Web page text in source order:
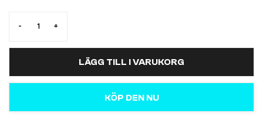
- +
LÄGG TILL I VARUKORG
KÖP DEN NU